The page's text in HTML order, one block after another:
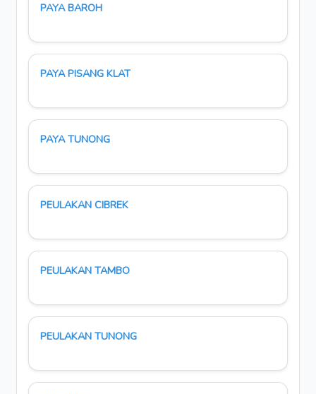
PAYA BAROH
PAYA PISANG KLAT
PAYA TUNONG
PEULAKAN CIBREK
PEULAKAN TAMBO
PEULAKAN TUNONG